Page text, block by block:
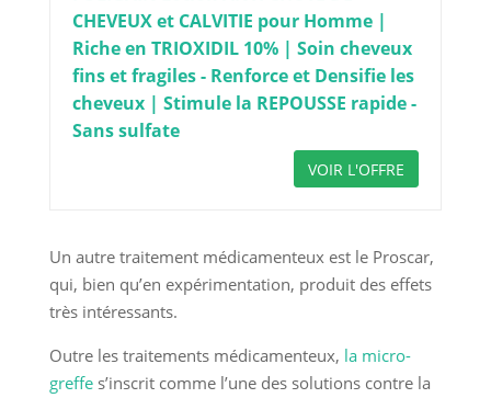
CHEVEUX et CALVITIE pour Homme |
Riche en TRIOXIDIL 10% | Soin cheveux
fins et fragiles - Renforce et Densifie les
cheveux | Stimule la REPOUSSE rapide -
Sans sulfate
VOIR L'OFFRE
Un autre traitement médicamenteux est le Proscar,
qui, bien qu’en expérimentation, produit des effets
très intéressants.
Outre les traitements médicamenteux, la micro-
greffes’inscrit comme l’une des solutions contre la